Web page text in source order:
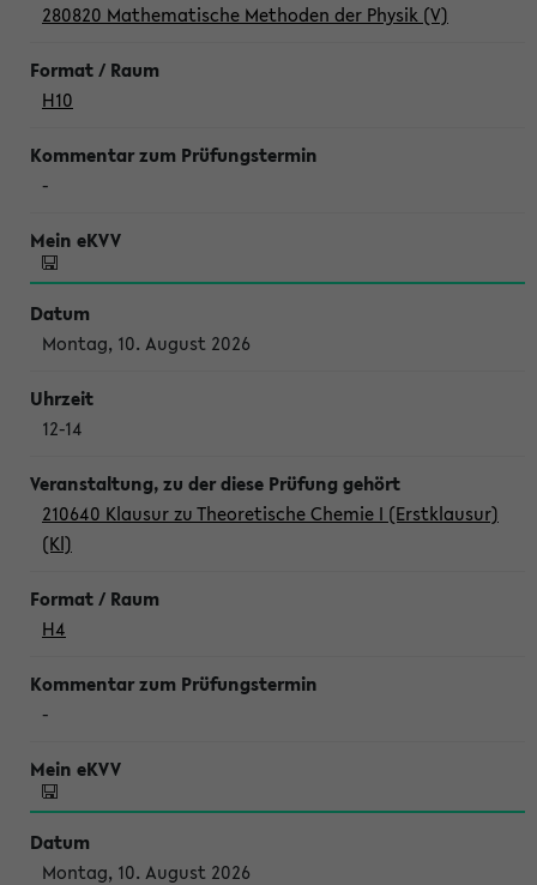
280820 Mathematische Methoden der Physik (V)
H10
-
Montag, 10. August 2026
12-14
210640 Klausur zu Theoretische Chemie I (Erstklausur)
(Kl)
H4
-
Montag, 10. August 2026